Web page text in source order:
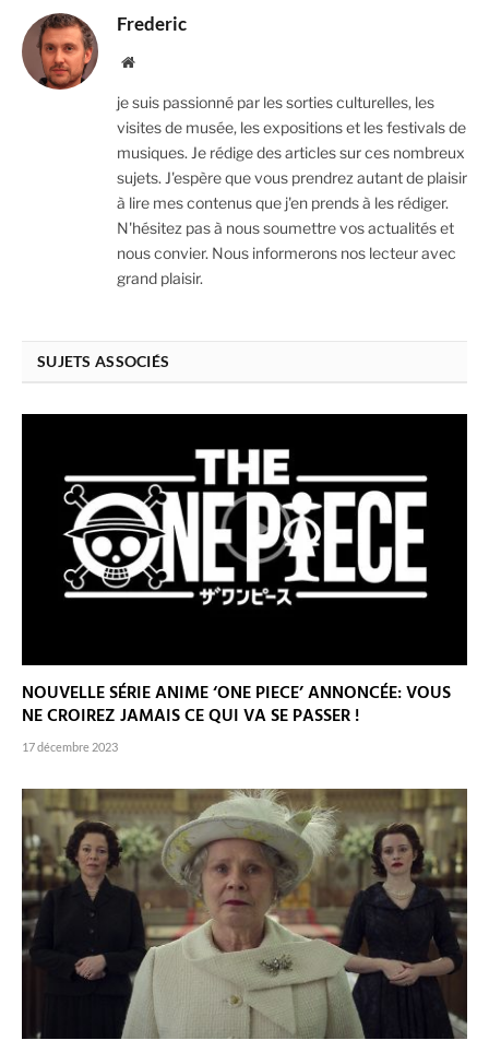
Frederic
Website
je suis passionné par les sorties culturelles, les
visites de musée, les expositions et les festivals de
musiques. Je rédige des articles sur ces nombreux
sujets. J'espère que vous prendrez autant de plaisir
à lire mes contenus que j'en prends à les rédiger.
N'hésitez pas à nous soumettre vos actualités et
nous convier. Nous informerons nos lecteur avec
grand plaisir.
SUJETS ASSOCIÉS
NOUVELLE SÉRIE ANIME ‘ONE PIECE’ ANNONCÉE: VOUS
NE CROIREZ JAMAIS CE QUI VA SE PASSER !
17 décembre 2023